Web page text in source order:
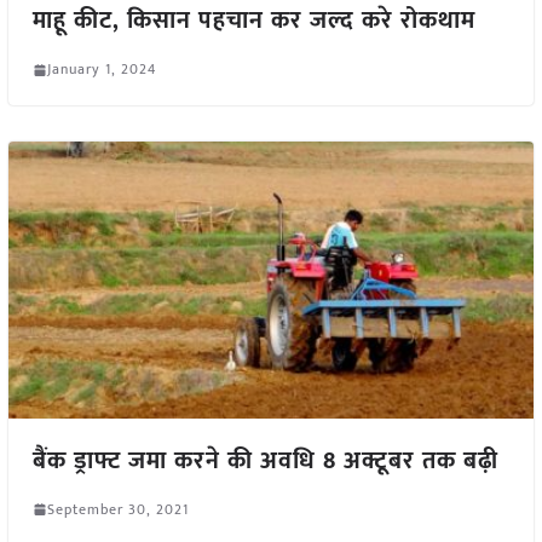
माहू कीट, किसान पहचान कर जल्द करे रोकथाम
January 1, 2024
बैंक ड्राफ्ट जमा करने की अवधि 8 अक्टूबर तक बढ़ी
September 30, 2021